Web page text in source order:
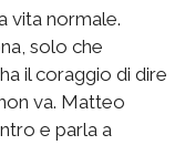
vita normale.
solo che
il coraggio di dire
va. Matteo
e parla a